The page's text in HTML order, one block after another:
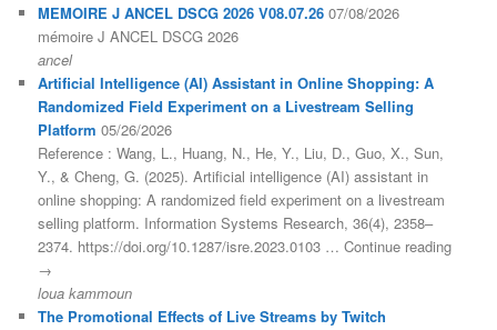
MEMOIRE J ANCEL DSCG 2026 V08.07.26 07/08/2026
mémoire J ANCEL DSCG 2026
ancel
Artificial Intelligence (AI) Assistant in Online Shopping: A
Randomized Field Experiment on a Livestream Selling
Platform 05/26/2026
Reference : Wang, L., Huang, N., He, Y., Liu, D., Guo, X., Sun,
Y., & Cheng, G. (2025). Artificial intelligence (AI) assistant in
online shopping: A randomized field experiment on a livestream
selling platform. Information Systems Research, 36(4), 2358–
2374. https://doi.org/10.1287/isre.2023.0103 … Continue reading
→
loua kammoun
The Promotional Effects of Live Streams by Twitch